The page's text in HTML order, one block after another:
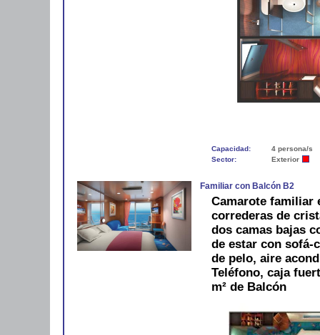
Capacidad:
4 persona/s
Sector:
Exterior
Familiar con Balcón B2
Camarote familiar
correderas de
dos camas bajas
de estar con sofá-
de pelo, aire
Teléfono, caja
m² de Balcón